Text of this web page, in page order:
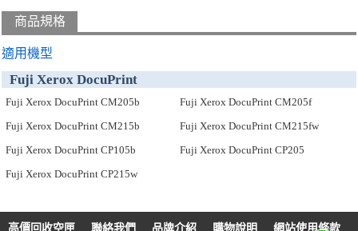
商品規格
適用機型
Fuji Xerox DocuPrint
Fuji Xerox DocuPrint CM205b
Fuji Xerox DocuPrint CM205f
Fuji Xerox DocuPrint CM215b
Fuji Xerox DocuPrint CM215fw
Fuji Xerox DocuPrint CP105b
Fuji Xerox DocuPrint CP205
Fuji Xerox DocuPrint CP215w
高價回收空匣 聯絡我們 品牌介紹 購物說明 網站使用條款